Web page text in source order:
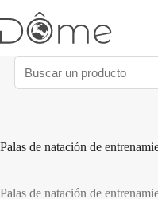
al
contenido
Palas de natación de
Palas de natación de